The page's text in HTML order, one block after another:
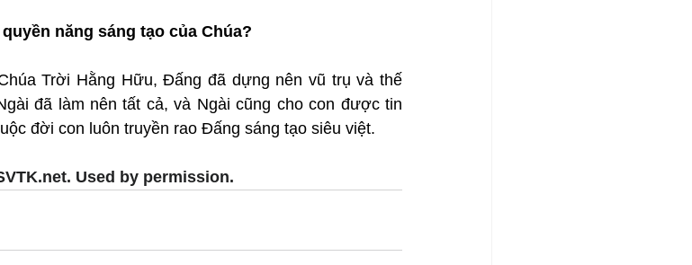
năng sáng tạo của Chúa?
Trời Hằng Hữu, Đấng đã dựng nên vũ trụ và thế
đã làm nên tất cả, và Ngài cũng cho con được tin
đời con luôn truyền rao Đấng sáng tạo siêu việt.
Used by permission.